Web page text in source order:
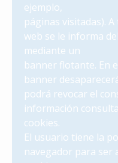
ejemplo,
páginas visitadas).
web se le informa
mediante un
banner flotante. En
banner
podrá revocar el
información
cookies.
El usuario tiene la
navegador para ser